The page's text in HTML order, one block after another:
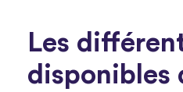
Les
disponibles